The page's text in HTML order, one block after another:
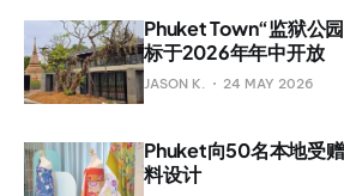
Phuket Town“监狱公
标于2026年年中开放
JASON K. 24 MAY 2026
Phuket向50名本地受
料设计